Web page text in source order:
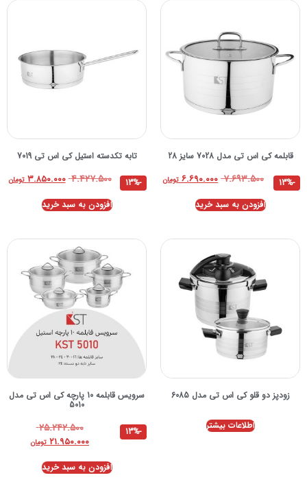
قابلمه کی اس تی مدل 7028 سایز 28
۷.۶۹۳.۵۰۰ ۶.۶۹۰.۰۰۰ تومان
-13%
افزودن به سبد خرید
تابه تكدسته استيل کی اس تی 7019
۴.۴۲۷.۵۰۰ ۳.۸۵۰.۰۰۰ تومان
-13%
افزودن به سبد خرید
زودپز دو قلو کی اس تی مدل 6085
اطلاعات بیشتر
سرویس قابلمه 10 پارچه کی اس تی مدل
5010
۲۵.۲۴۲.۵۰۰
۲۱.۹۵۰.۰۰۰ تومان
-13%
افزودن به سبد خرید